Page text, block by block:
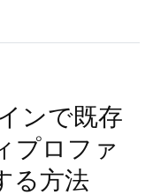
ンで既存
プロファ
る方法